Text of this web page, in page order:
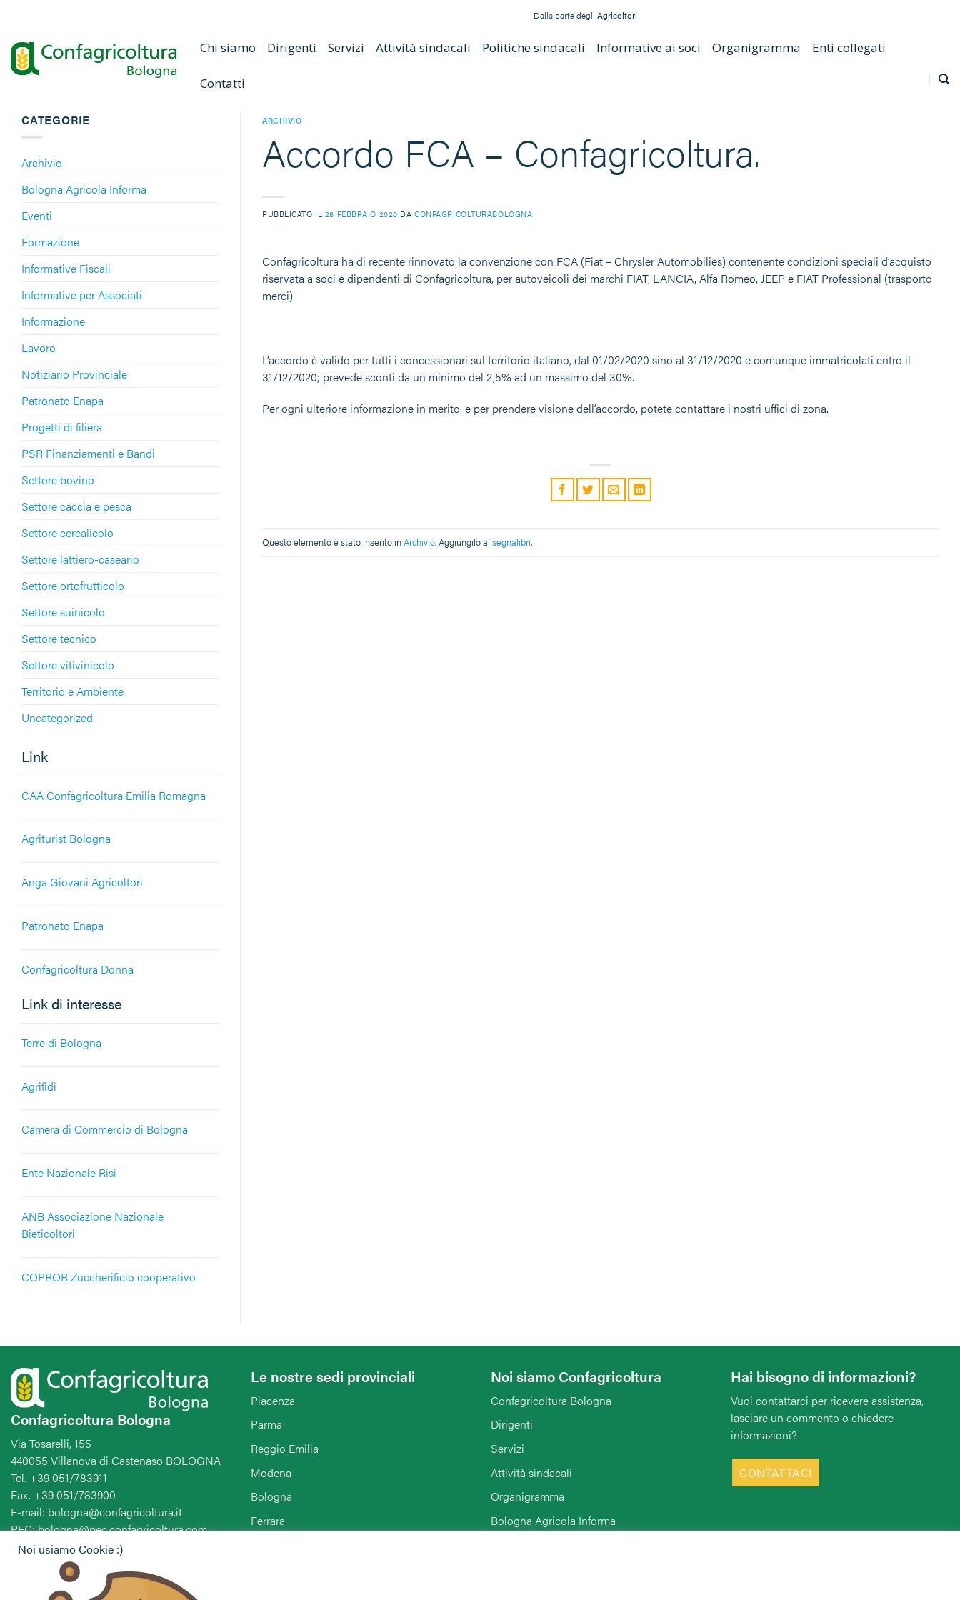
contenuti
Dalla parte degli Agricoltori
Chi siamo Dirigenti Servizi Attività sindacali Politiche sindacali Informative ai soci Organigramma Enti collegati
Contatti
CATEGORIE
Archivio
Bologna Agricola Informa
Eventi
Formazione
Informative Fiscali
Informative per Associati
Informazione
Lavoro
Notiziario Provinciale
Patronato Enapa
Progetti di filiera
PSR Finanziamenti e Bandi
Settore bovino
Settore caccia e pesca
Settore cerealicolo
Settore lattiero-caseario
Settore ortofrutticolo
Settore suinicolo
Settore tecnico
Settore vitivinicolo
Territorio e Ambiente
Uncategorized
Link
CAA Confagricoltura Emilia Romagna
Agriturist Bologna
Anga Giovani Agricoltori
Patronato Enapa
Confagricoltura Donna
Link di interesse
Terre di Bologna
Agrifidi
Camera di Commercio di Bologna
Ente Nazionale Risi
ANB Associazione Nazionale
Bieticoltori
COPROB Zuccherificio cooperativo
ARCHIVIO
Accordo FCA – Confagricoltura.
PUBBLICATO IL 28 FEBBRAIO 2020 DACONFAGRICOLTURABOLOGNA
Confagricoltura ha di recente rinnovato la convenzione con FCA (Fiat – Chrysler Automobilies) contenente condizioni speciali d’acquisto
riservata a soci e dipendenti di Confagricoltura, per autoveicoli dei marchi FIAT, LANCIA, Alfa Romeo, JEEP e FIAT Professional (trasporto
merci).
L’accordo è valido per tutti i concessionari sul territorio italiano, dal 01/02/2020 sino al 31/12/2020 e comunque immatricolati entro il
31/12/2020; prevede sconti da un minimo del 2,5% ad un massimo del 30%.
Per ogni ulteriore informazione in merito, e per prendere visione dell’accordo, potete contattare i nostri uffici di zona.
Questo elemento è stato inserito inArchivio. Aggiungilo ai segnalibri.
Confagricoltura Bologna
Via Tosarelli, 155
440055 Villanova di Castenaso BOLOGNA
Tel. +39 051/783911
Fax. +39 051/783900
E-mail: bologna@confagricoltura.it
PEC: bologna@pec.confagricoltura.com
Le nostre sedi provinciali
Piacenza
Parma
Reggio Emilia
Modena
Bologna
Ferrara
Noi siamo Confagricoltura
Confagricoltura Bologna
Dirigenti
Servizi
Attività sindacali
Organigramma
Bologna Agricola Informa
Hai bisogno di informazioni?
Vuoi contattarci per ricevere assistenza,
lasciare un commento o chiedere
informazioni?
CONTATTACI
Noi usiamo Cookie :)